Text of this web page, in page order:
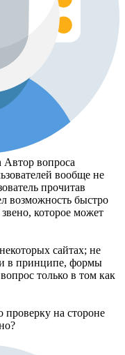
Автор вопроса
вообще не
прочитав
возможность быстро
которое может
сайтах; не
в принципе, формы
только в том как
на стороне